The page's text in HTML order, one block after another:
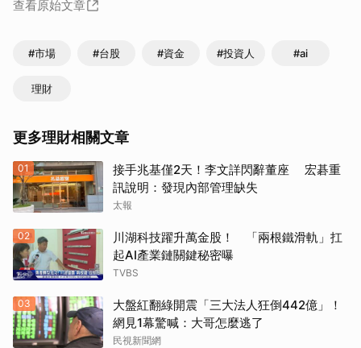
查看原始文章
#市場 #台股 #資金 #投資人 #ai
理財
更多理財相關文章
01
接手兆基僅2天！李文詳閃辭董座 宏碁重
訊說明：發現內部管理缺失
太報
02
川湖科技躍升萬金股！ 「兩根鐵滑軌」扛
起AI產業鏈關鍵秘密曝
TVBS
03
大盤紅翻綠開震「三大法人狂倒442億」！
網見1幕驚喊：大哥怎麼逃了
民視新聞網